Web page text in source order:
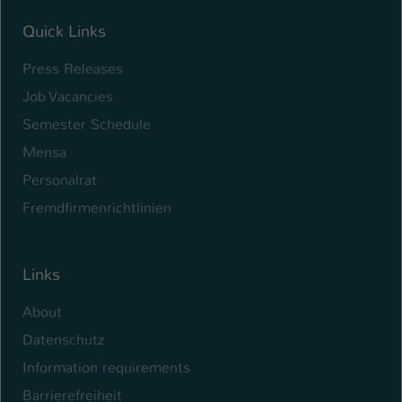
Quick Links
Press Releases
Job Vacancies
Semester Schedule
Mensa
Personalrat
Fremdfirmenrichtlinien
Links
About
Datenschutz
Information requirements
Barrierefreiheit
Name
Anbieter
Zweck
zu verwalten.